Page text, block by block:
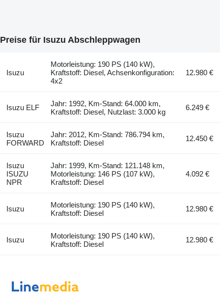
Preise für Isuzu Abschleppwagen
Isuzu
Motorleistung: 190 PS (140 kW),
Kraftstoff: Diesel, Achsenkonfiguration:
4x2
12.980 €
Isuzu ELF
Jahr: 1992, Km-Stand: 64.000 km,
Kraftstoff: Diesel, Nutzlast: 3.000 kg
6.249 €
Isuzu
FORWARD
Jahr: 2012, Km-Stand: 786.794 km,
Kraftstoff: Diesel
12.450 €
Isuzu
ISUZU
NPR
Jahr: 1999, Km-Stand: 121.148 km,
Motorleistung: 146 PS (107 kW),
Kraftstoff: Diesel
4.092 €
Isuzu
Motorleistung: 190 PS (140 kW),
Kraftstoff: Diesel
12.980 €
Isuzu
Motorleistung: 190 PS (140 kW),
Kraftstoff: Diesel
12.980 €